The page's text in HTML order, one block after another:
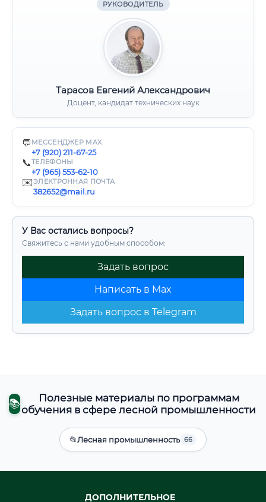
РУКОВОДИТЕЛЬ
Тарасов Евгений Александрович
Доцент, кандидат технических наук
💬 МЕССЕНДЖЕР MAX
+7 (920) 211-67-25
📞ТЕЛЕФОНЫ
+7 (965) 553-62-10
✉️ЭЛЕКТРОННАЯ ПОЧТА
382652@mail.ru
У Вас остались вопросы?
Свяжитесь с нами удобным способом:
Задать вопрос
Написать в Max
Задать вопрос в Telegram
📚
Полезные материалы по программам
обучения в сфере лесной промышленности
📂Лесная промышленность 66
ДОПОЛНИТЕЛЬНОЕ